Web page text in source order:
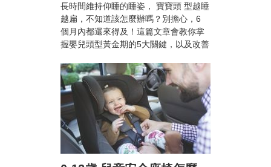
長時間維持仰睡的睡姿， 寶寶頭 型越睡
越扁，不知道該怎麼辦嗎？別擔心，6
個月內都還來得及！這篇文章會教你掌
握嬰兒頭型黃金期的5大關鍵，以及改善
圓的漂亮頭型。